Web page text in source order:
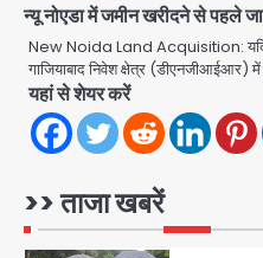
न्यू नोएडा में जमीन खरीदने से पहले
New Noida Land Acquisition: यदि
गाजियाबाद निवेश क्षेत्र (डीएनजीआईआर)
यहां से शेयर करें
>> ताजा खबरें
5
DC
एक्टिंग
स्क्रीनप्ले
Avinash
1
Felix